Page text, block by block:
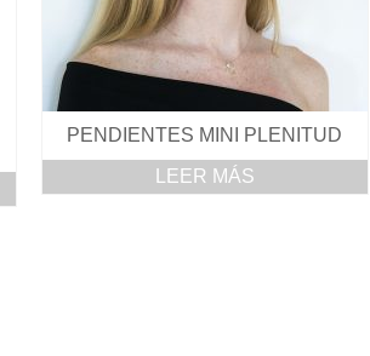
PENDIENTES MINI PLENITUD
LEER MÁS